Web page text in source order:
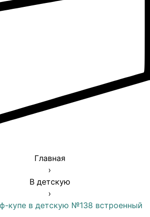
Главная
›
В детскую
›
купе в детскую №138 встроенный